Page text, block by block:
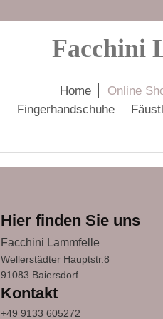
Facchini
Home Online
Fingerhandschuhe
Hier finden Sie uns
Facchini Lammfelle
Wellerstädter Hauptstr.8
91083 Baiersdorf
Kontakt
+49 9133 605272